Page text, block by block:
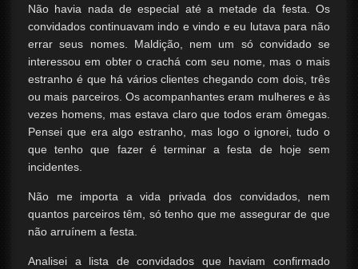
Não havia nada de especial até a metade da festa. Os
convidados continuavam indo e vindo e eu lutava para não
errar seus nomes. Maldição, nem um só convidado se
interessou em obter o crachá com seu nome, mas o mais
estranho é que há vários clientes chegando com dois, três
ou mais parceiros. Os acompanhantes eram mulheres e às
vezes homens, mas estava claro que todos eram ômegas.
Pensei que era algo estranho, mas logo o ignorei, tudo o
que tenho que fazer é terminar a festa de hoje sem
incidentes.
Não me importa a vida privada dos convidados, nem
quantos parceiros têm, só tenho que me assegurar de que
não arruínem a festa.
Analisei a lista de convidados que haviam confirmado